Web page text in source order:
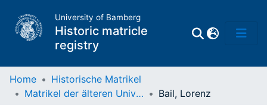
University of Bamberg
Historic matricle
registry
Home
Historische Matrikel
Matrikel der älteren Universität
Bail, Lorenz